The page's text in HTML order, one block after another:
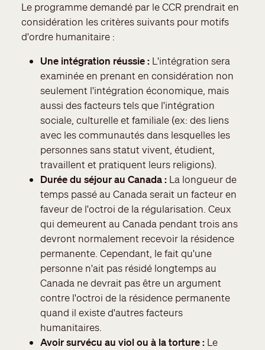
Le programme demandé par le CCR prendrait en
considération les critères suivants pour motifs
d'ordre humanitaire :
Une intégration réussie : L'intégration sera
examinée en prenant en considération non
seulement l'intégration économique, mais
aussi des facteurs tels que l'intégration
sociale, culturelle et familiale (ex: des liens
avec les communautés dans lesquelles les
personnes sans statut vivent, étudient,
travaillent et pratiquent leurs religions).
Durée du séjour au Canada : La longueur de
temps passé au Canada serait un facteur en
faveur de l'octroi de la régularisation. Ceux
qui demeurent au Canada pendant trois ans
devront normalement recevoir la résidence
permanente. Cependant, le fait qu'une
personne n'ait pas résidé longtemps au
Canada ne devrait pas être un argument
contre l'octroi de la résidence permanente
quand il existe d'autres facteurs
humanitaires.
Avoir survécu au viol ou à la torture : Le